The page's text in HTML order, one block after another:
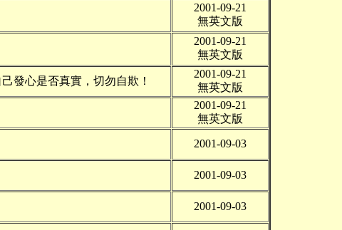
2001-09-21
無英文版
2001-09-21
無英文版
發心是否真實，切勿自欺！
2001-09-21
無英文版
2001-09-21
無英文版
2001-09-03
2001-09-03
2001-09-03